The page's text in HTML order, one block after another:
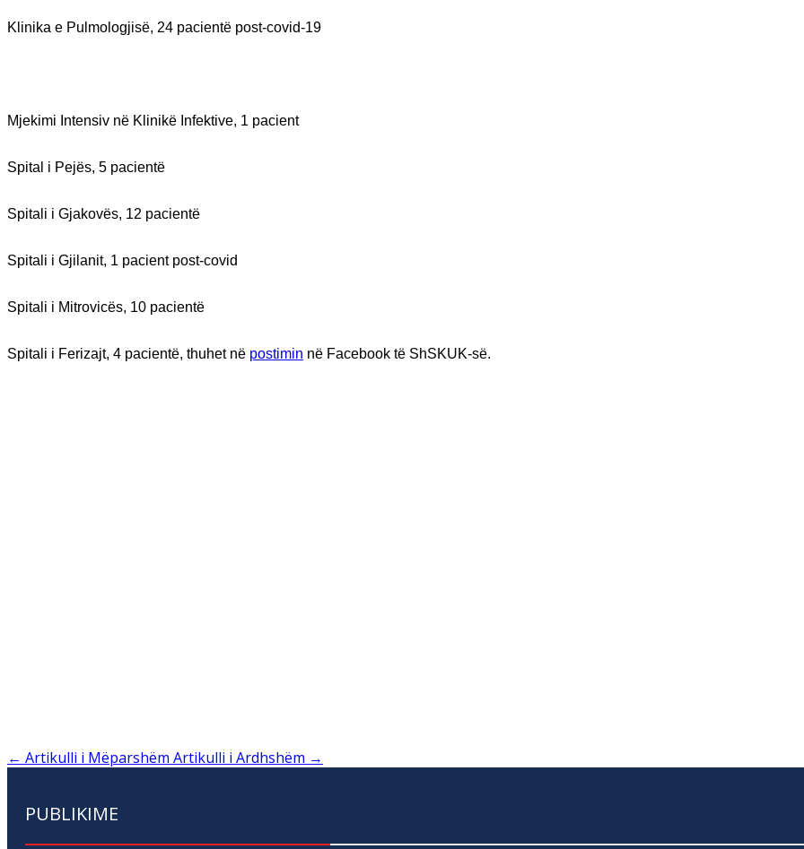
Klinika e Pulmologjisë, 24 pacientë post-covid-19
Mjekimi Intensiv në Klinikë Infektive, 1 pacient
Spital i Pejës, 5 pacientë
Spitali i Gjakovës, 12 pacientë
Spitali i Gjilanit, 1 pacient post-covid
Spitali i Mitrovicës, 10 pacientë
Spitali i Ferizajt, 4 pacientë, thuhet në postimin në Facebook të ShSKUK-së.
← Artikulli i Mëparshëm Artikulli i Ardhshëm →
PUBLIKIME